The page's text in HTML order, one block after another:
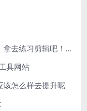
【剪辑素材】210条电影片段，拿去练习剪辑吧！@谜一样的剪辑师
具网站
该怎么样去提升呢